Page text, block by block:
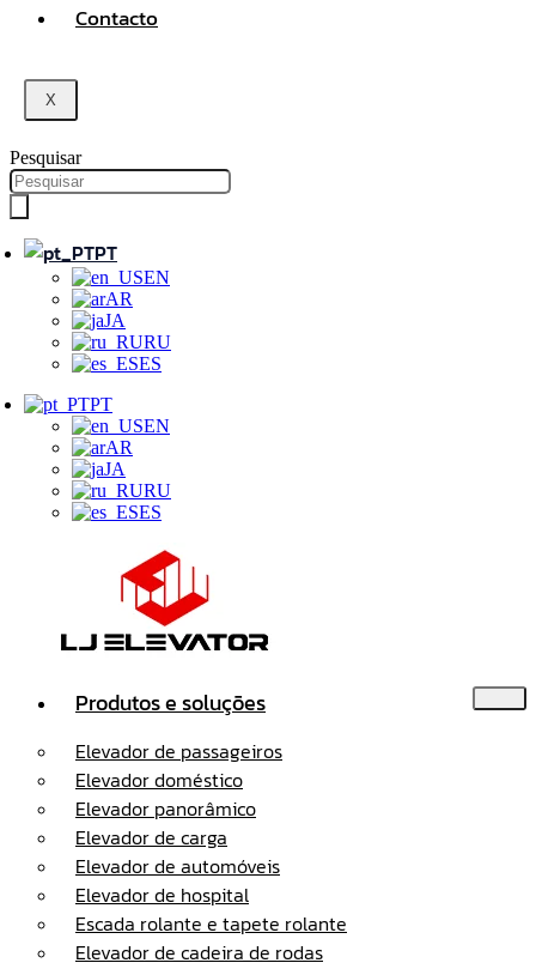
Contacto
X
Pesquisar
PT
EN
AR
JA
RU
ES
PT
EN
AR
JA
RU
ES
Produtos e soluções
Elevador de passageiros
Elevador doméstico
Elevador panorâmico
Elevador de carga
Elevador de automóveis
Elevador de hospital
Escada rolante e tapete rolante
Elevador de cadeira de rodas